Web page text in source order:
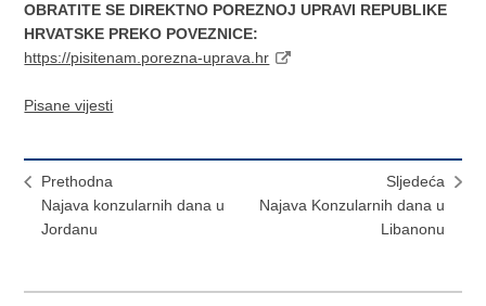
OBRATITE SE DIREKTNO POREZNOJ UPRAVI REPUBLIKE
HRVATSKE PREKO POVEZNICE:
https://pisitenam.porezna-uprava.hr
Pisane vijesti
Prethodna
Najava konzularnih dana u
Jordanu
Sljedeća
Najava Konzularnih dana u
Libanonu